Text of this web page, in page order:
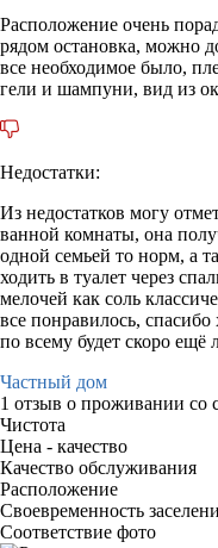
Расположение очень
рядом остановка, можно
все необходимое было,
гели и шампуни, вид из
Недостатки:
Из недостатков могу
ванной комнаты, она
одной семьей то норм, а
ходить в туалет через
мелочей как соль
все понравилось, спасибо
по всему будет скоро ещё
Частный дом
1 отзыв о проживании со
Чистота
Цена - качество
Качество обслуживания
Расположение
Своевременность
Соответствие фото